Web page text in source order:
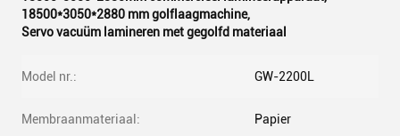
18500*3050*2880 mm golflaagmachine,
Servo vacuüm lamineren met gegolfd materiaal
Model nr.: GW-2200L
Membraanmateriaal: Papier